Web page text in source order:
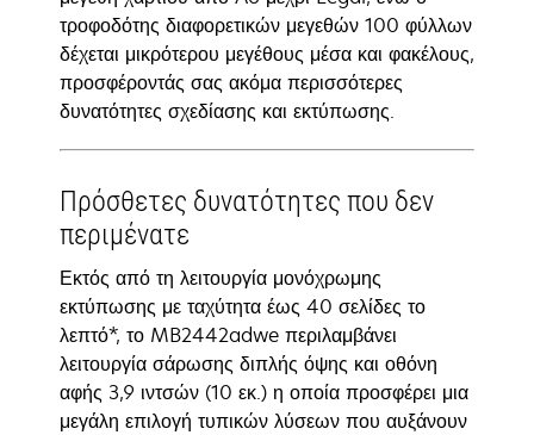
τροφοδότης διαφορετικών μεγεθών 100 φύλλων
δέχεται μικρότερου μεγέθους μέσα και φακέλους,
προσφέροντάς σας ακόμα περισσότερες
δυνατότητες σχεδίασης και εκτύπωσης.
Πρόσθετες δυνατότητες που δεν
περιμένατε
Εκτός από τη λειτουργία μονόχρωμης
εκτύπωσης με ταχύτητα έως 40 σελίδες το
λεπτό*, το MB2442adwe περιλαμβάνει
λειτουργία σάρωσης διπλής όψης και οθόνη
αφής 3,9 ιντσών (10 εκ.) η οποία προσφέρει μια
μεγάλη επιλογή τυπικών λύσεων που αυξάνουν